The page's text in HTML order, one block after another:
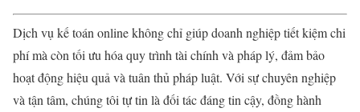
Dịch vụ kế toán online không chỉ giúp doanh nghiệp tiết kiệm chi
phí mà còn tối ưu hóa quy trình tài chính và pháp lý, đảm bảo
hoạt động hiệu quả và tuân thủ pháp luật. Với sự chuyên nghiệp
và tận tâm, chúng tôi tự tin là đối tác đáng tin cậy, đồng hành